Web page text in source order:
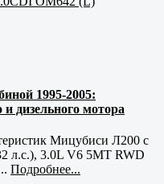
1995-2005:
и дизельного мотора
Мицубиси Л200 с
л.с.), 3.0L V6 5MT RWD
Подробнее...